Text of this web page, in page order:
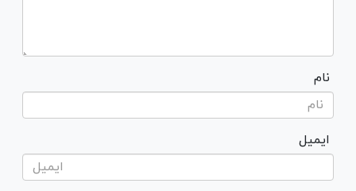
نام
ایمیل